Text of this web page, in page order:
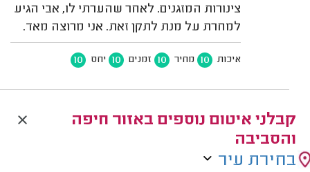
צינורות המזגנים. לאחר שהערתי לו, אבי הגיע
למחרת על מנת לתקן זאת. אני מרוצה מאד.
איכות 10 מחיר 10 זמנים 10 יחס 10
קבלני איטום נוספים באזור חיפה
והסביבה
בחירת עיר